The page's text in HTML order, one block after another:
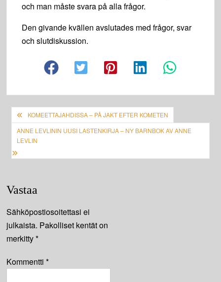
och man måste svara på alla frågor.
Den givande kvällen avslutades med frågor, svar
och slutdiskussion.
Artikkelien
selaus
KOMEETTAJAHDISSA – PÅ JAKT EFTER KOMETEN
ANNE LEVLININ UUSI LASTENKIRJA – NY BARNBOK AV ANNE
LEVLIN
Vastaa
Sähköpostiosoitettasi ei
julkaista. Pakolliset kentät on
merkitty*
Kommentti*